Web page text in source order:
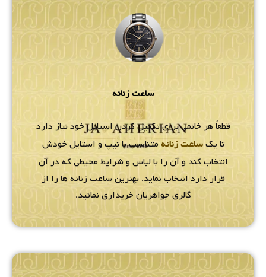
ساعت زنانه
قطعاً هر خانمی برای تکمیل کردن استایل خود نیاز دارد
تا یکساعت زنانهمتناسب با تیپ و استایل خودش
انتخاب کند و آن را با لباس و شرایط محیطی که در آن
قرار دارد انتخاب نماید. بهترین ساعت زنانه ها را از
گالری جواهریان خریداری نمائید.